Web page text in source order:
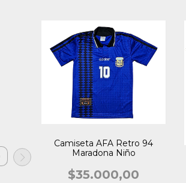
Camiseta AFA Retro 94
Maradona Niño
$35.000,00